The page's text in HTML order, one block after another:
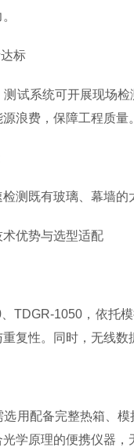
标
系统可开展现场检
浪费，保障工程质量
既有玻璃、幕墙的
优势与选型适配
1050，依托模
复性。同时，无线
配备完整热箱、模
学原理的便携仪器